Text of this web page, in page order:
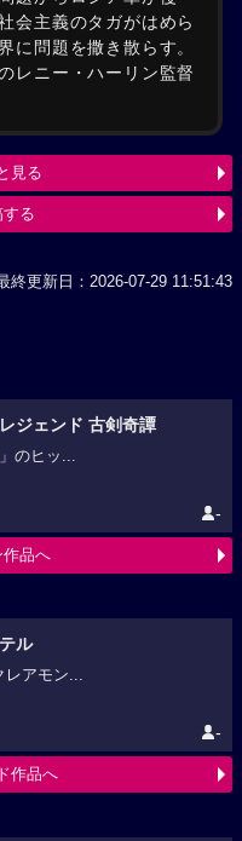
会主義のタガがはめら
に問題を撒き散らす。
レニー・ハーリン監督
見る
する
終更新日：2026-07-29 11:51:43
ジェンド 古剣奇譚
のヒッ...
-
作品へ
ル
レアモン...
-
作品へ